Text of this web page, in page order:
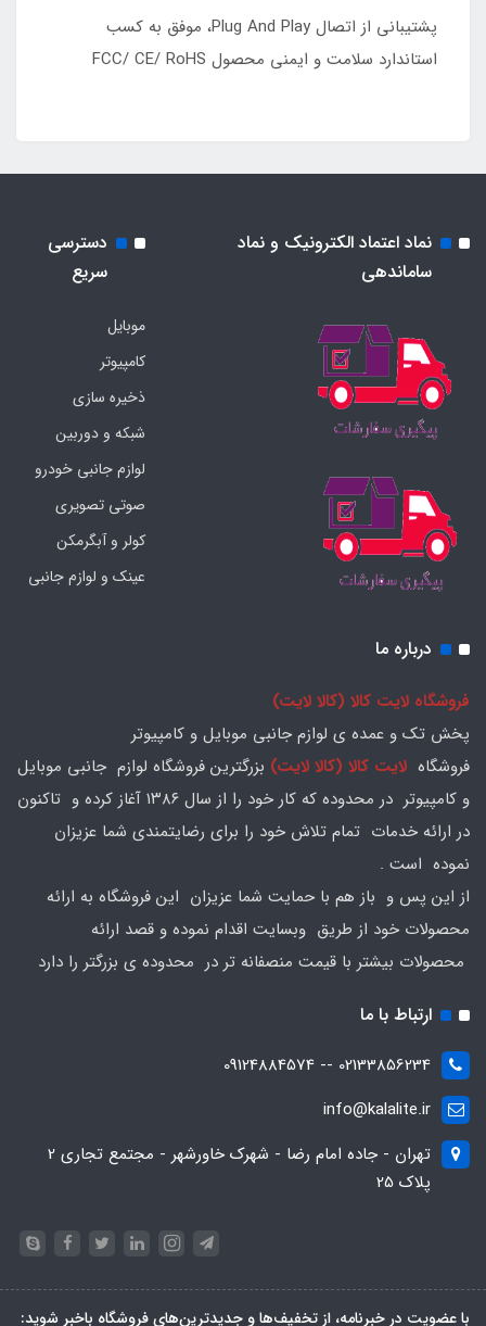
پشتیبانی از اتصال Plug And Play، موفق به کسب
استاندارد سلامت و ایمنی محصول FCC/ CE/ RoHS
نماد اعتماد الکترونیک و نماد
ساماندهی
دسترسی
سریع
موبایل
کامپیوتر
ذخیره سازی
شبکه و دوربین
لوازم جانبی خودرو
صوتی تصویری
کولر و آبگرمکن
عینک و لوازم جانبی
درباره ما
فروشگاه لایت کالا (کالا لایت)
پخش تک و عمده ی لوازم جانبی موبایل و کامپیوتر
فروشگاه لایت کالا (کالا لایت) بزرگترین فروشگاه لوازم جانبی موبایل
و کامپیوتر در محدوده که کار خود را از سال ۱۳۸۶ آغاز کرده و تاکنون
در ارائه خدمات تمام تلاش خود را برای رضایتمندی شما عزیزان
نموده است .
از این پس و باز هم با حمایت شما عزیزان این فروشگاه به ارائه
محصولات خود از طریق وبسایت اقدام نموده و قصد ارائه
محصولات بیشتر با قیمت منصفانه تر در محدوده ی بزرگتر را دارد
ارتباط با ما
02133856234 -- 09124884574
info@kalalite.ir
تهران - جاده امام رضا - شهرک خاورشهر - مجتمع تجاری 2
پلاک 25
با عضویت در خبرنامه، از تخفیف‌ها و جدیدترین‌های فروشگاه باخبر شوید: